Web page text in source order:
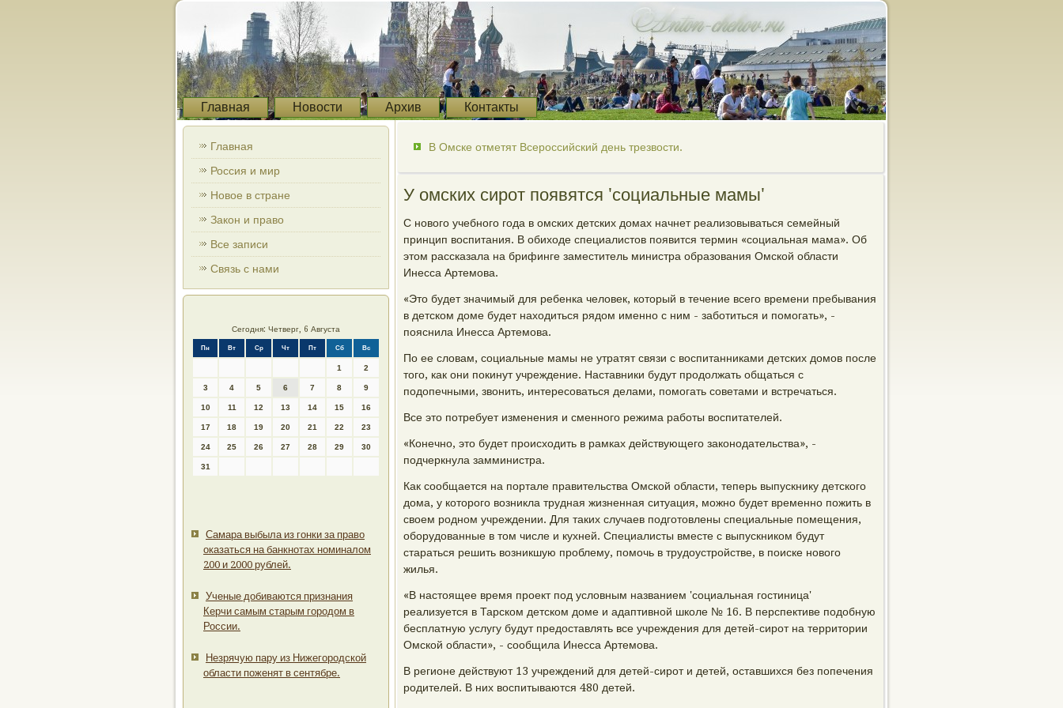
Главная Новости Архив Контакты
Главная
Россия и мир
Новое в стране
Закон и право
Все записи
Связь с нами
Сегодня: Четверг, 6 Августа
Пн Вт Ср Чт Пт Сб Вс
1 2
3 4 5 6 7 8 9
10 11 12 13 14 15 16
17 18 19 20 21 22 23
24 25 26 27 28 29 30
31
Самара выбыла из гонки за право
оказаться на банкнотах номиналом
200 и 2000 рублей.
Ученые добиваются признания
Керчи самым старым городом в
России.
Незрячую пару из Нижегородской
области поженят в сентябре.
В Омске отметят Всероссийский день трезвости.
У омских сирот появятся 'социальные мамы'
С нового учебного года в омских детских домах начнет реализовываться семейный
принцип воспитания. В обиходе специалистов появится термин «социальная мама». Об
этом рассказала на брифинге заместитель министра образования Омской области
Инесса Артемова.
«Это будет значимый для ребенка человек, который в течение всего времени пребывания
в детском доме будет находиться рядом именно с ним - заботиться и помогать», -
пояснила Инесса Артемова.
По ее словам, социальные мамы не утратят связи с воспитанниками детских домов после
того, как они покинут учреждение. Наставники будут продолжать общаться с
подопечными, звонить, интересоваться делами, помогать советами и встречаться.
Все это потребует изменения и сменного режима работы воспитателей.
«Конечно, это будет происходить в рамках действующего законодательства», -
подчеркнула замминистра.
Как сообщается на портале правительства Омской области, теперь выпускнику детского
дома, у которого возникла трудная жизненная ситуация, можно будет временно пожить в
своем родном учреждении. Для таких случаев подготовлены специальные помещения,
оборудованные в том числе и кухней. Специалисты вместе с выпускником будут
стараться решить возникшую проблему, помочь в трудоустройстве, в поиске нового
жилья.
«В настоящее время проект под условным названием 'социальная гостиница'
реализуется в Тарском детском доме и адаптивной школе № 16. В перспективе подобную
бесплатную услугу будут предоставлять все учреждения для детей-сирот на территории
Омской области», - сообщила Инесса Артемова.
В регионе действуют 13 учреждений для детей-сирот и детей, оставшихся без попечения
родителей. В них воспитываются 480 детей.